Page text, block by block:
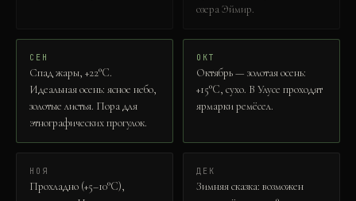
озера Эймир.
СЕН
Спад жары, +22°C.
Идеальная осень: ясное небо,
золотые листья. Пора для
этнографических прогулок.
ОКТ
Октябрь — золотая осень:
+15°C, сухо. В Улусе проходят
ярмарки ремёсел.
НОЯ
Прохладно (+5–10°C),
ДЕК
Зимняя сказка: возможен